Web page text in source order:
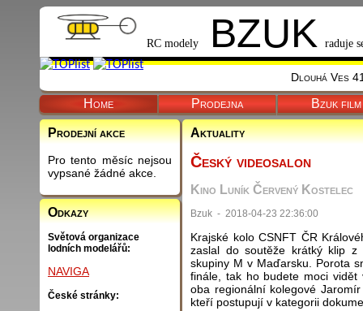
RC modelyBZUK raduje
Dlouhá Ves
Home Prodejna Bzuk film
Prodejní akce
Pro tento měsíc nejsou
vypsané žádné akce.
Odkazy
Světová organizace
lodních modelářů:
NAVIGA
České stránky:
Aktuality
Český videosalon
Kino Luník Červený Kostelec
Bzuk - 2018-04-23 22:36:00
Krajské kolo CSNFT ČR
zaslal do soutěže krátký klip z
skupiny M v Maďarsku. Porota
finále, tak ho budete moci
oba regionální kolegové
kteří postupují v kategorii